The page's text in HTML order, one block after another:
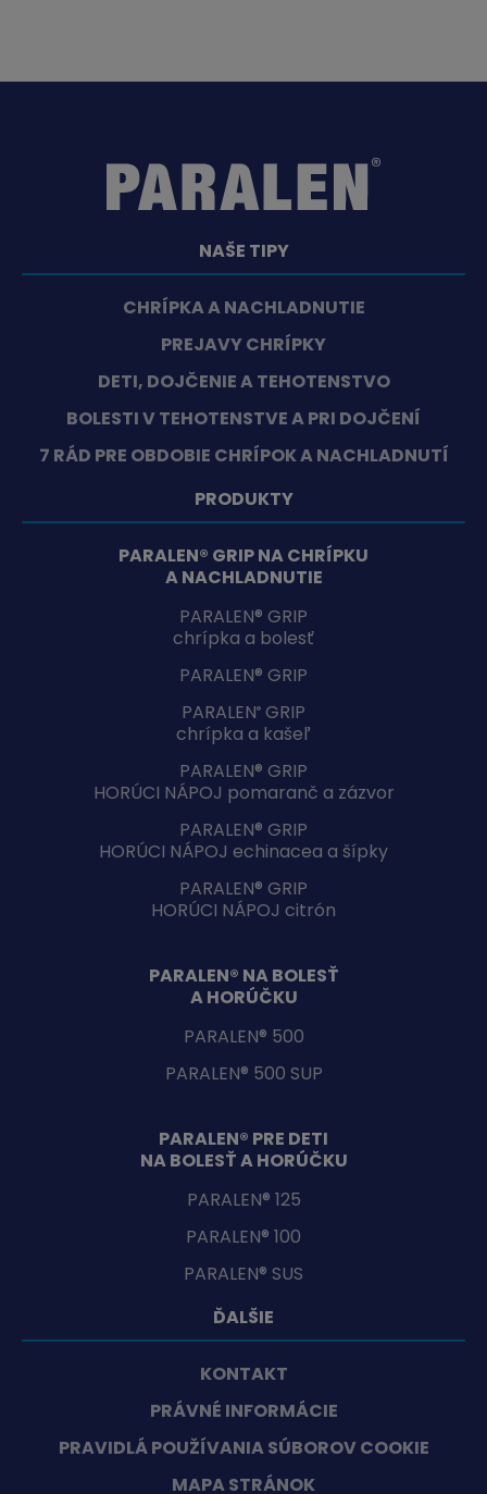
NAŠE TIPY
CHRÍPKA A NACHLADNUTIE
PREJAVY CHRÍPKY
DETI, DOJČENIE A TEHOTENSTVO
BOLESTI V TEHOTENSTVE A PRI DOJČENÍ
7 RÁD PRE OBDOBIE CHRÍPOK A NACHLADNUTÍ
PRODUKTY
PARALEN® GRIP NA CHRÍPKU
A NACHLADNUTIE
PARALEN® GRIP
chrípka a bolesť
PARALEN® GRIP
PARALEN® GRIP
chrípka a kašeľ
PARALEN® GRIP
HORÚCI NÁPOJ pomaranč a zázvor
PARALEN® GRIP
HORÚCI NÁPOJ echinacea a šípky
PARALEN® GRIP
HORÚCI NÁPOJ citrón
PARALEN® NA BOLESŤ
A HORÚČKU
PARALEN® 500
PARALEN® 500 SUP
PARALEN® PRE DETI
NA BOLESŤ A HORÚČKU
PARALEN® 125
PARALEN® 100
PARALEN® SUS
ĎALŠIE
KONTAKT
PRÁVNÉ INFORMÁCIE
PRAVIDLÁ POUŽÍVANIA SÚBOROV COOKIE
MAPA STRÁNOK